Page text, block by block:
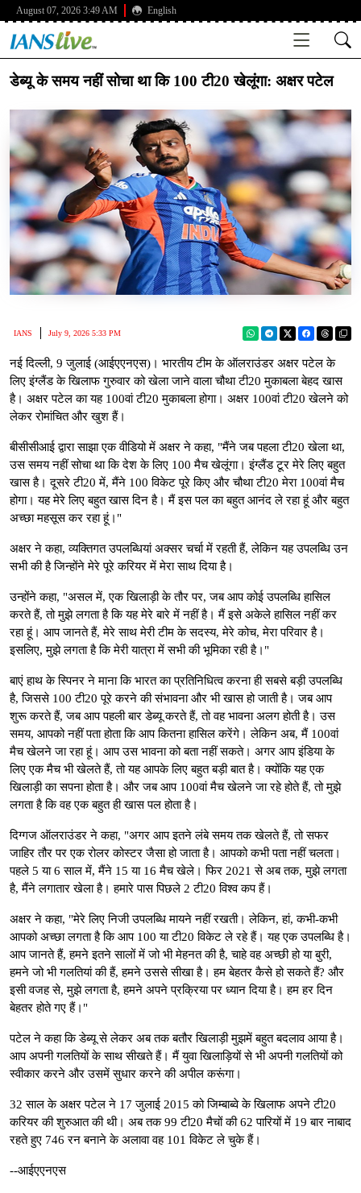
August 07, 2026 3:49 AM English
डेब्यू के समय नहीं सोचा था कि 100 टी20 खेलूंगा: अक्षर पटेल
IANS July 9, 2026 5:33 PM
नई दिल्ली, 9 जुलाई (आईएएनएस)। भारतीय टीम के ऑलराउंडर अक्षर पटेल के
लिए इंग्लैंड के खिलाफ गुरुवार को खेला जाने वाला चौथा टी20 मुकाबला बेहद खास
है। अक्षर पटेल का यह 100वां टी20 मुकाबला होगा। अक्षर 100वां टी20 खेलने को
लेकर रोमांचित और खुश हैं।
बीसीसीआई द्वारा साझा एक वीडियो में अक्षर ने कहा, "मैंने जब पहला टी20 खेला था,
उस समय नहीं सोचा था कि देश के लिए 100 मैच खेलूंगा। इंग्लैंड टूर मेरे लिए बहुत
खास है। दूसरे टी20 में, मैंने 100 विकेट पूरे किए और चौथा टी20 मेरा 100वां मैच
होगा। यह मेरे लिए बहुत खास दिन है। मैं इस पल का बहुत आनंद ले रहा हूं और बहुत
अच्छा महसूस कर रहा हूं।"
अक्षर ने कहा, व्यक्तिगत उपलब्धियां अक्सर चर्चा में रहती हैं, लेकिन यह उपलब्धि उन
सभी की है जिन्होंने मेरे पूरे करियर में मेरा साथ दिया है।
उन्होंने कहा, "असल में, एक खिलाड़ी के तौर पर, जब आप कोई उपलब्धि हासिल
करते हैं, तो मुझे लगता है कि यह मेरे बारे में नहीं है। मैं इसे अकेले हासिल नहीं कर
रहा हूं। आप जानते हैं, मेरे साथ मेरी टीम के सदस्य, मेरे कोच, मेरा परिवार है।
इसलिए, मुझे लगता है कि मेरी यात्रा में सभी की भूमिका रही है।"
बाएं हाथ के स्पिनर ने माना कि भारत का प्रतिनिधित्व करना ही सबसे बड़ी उपलब्धि
है, जिससे 100 टी20 पूरे करने की संभावना और भी खास हो जाती है। जब आप
शुरू करते हैं, जब आप पहली बार डेब्यू करते हैं, तो वह भावना अलग होती है। उस
समय, आपको नहीं पता होता कि आप कितना हासिल करेंगे। लेकिन अब, मैं 100वां
मैच खेलने जा रहा हूं। आप उस भावना को बता नहीं सकते। अगर आप इंडिया के
लिए एक मैच भी खेलते हैं, तो यह आपके लिए बहुत बड़ी बात है। क्योंकि यह एक
खिलाड़ी का सपना होता है। और जब आप 100वां मैच खेलने जा रहे होते हैं, तो मुझे
लगता है कि वह एक बहुत ही खास पल होता है।
दिग्गज ऑलराउंडर ने कहा, "अगर आप इतने लंबे समय तक खेलते हैं, तो सफर
जाहिर तौर पर एक रोलर कोस्टर जैसा हो जाता है। आपको कभी पता नहीं चलता।
पहले 5 या 6 साल में, मैंने 15 या 16 मैच खेले। फिर 2021 से अब तक, मुझे लगता
है, मैंने लगातार खेला है। हमारे पास पिछले 2 टी20 विश्व कप हैं।
अक्षर ने कहा, "मेरे लिए निजी उपलब्धि मायने नहीं रखती। लेकिन, हां, कभी-कभी
आपको अच्छा लगता है कि आप 100 या टी20 विकेट ले रहे हैं। यह एक उपलब्धि है।
आप जानते हैं, हमने इतने सालों में जो भी मेहनत की है, चाहे वह अच्छी हो या बुरी,
हमने जो भी गलतियां की हैं, हमने उससे सीखा है। हम बेहतर कैसे हो सकते हैं? और
इसी वजह से, मुझे लगता है, हमने अपने प्रक्रिया पर ध्यान दिया है। हम हर दिन
बेहतर होते गए हैं।"
पटेल ने कहा कि डेब्यू से लेकर अब तक बतौर खिलाड़ी मुझमें बहुत बदलाव आया है।
आप अपनी गलतियों के साथ सीखते हैं। मैं युवा खिलाड़ियों से भी अपनी गलतियों को
स्वीकार करने और उसमें सुधार करने की अपील करूंगा।
32 साल के अक्षर पटेल ने 17 जुलाई 2015 को जिम्बाब्वे के खिलाफ अपने टी20
करियर की शुरुआत की थी। अब तक 99 टी20 मैचों की 62 पारियों में 19 बार नाबाद
रहते हुए 746 रन बनाने के अलावा वह 101 विकेट ले चुके हैं।
--आईएएनएस